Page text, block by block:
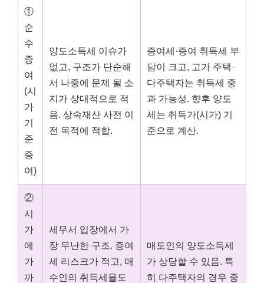
①
순
수
증
여
(시
가
기
준
증
여)
양도소득세 이슈가
없고, 구조가 단순해
서 나중에 문제 될 소
지가 상대적으로 적
음. 상속재산 사전 이
전 목적에 적합.
증여세·증여 취득세 부
담이 크고, 고가 주택·
다주택자는 취득세 중
과 가능성. 향후 양도
세는 취득가(시가) 기
준으로 계산.
②
시
가
에
가
까
세무서 입장에서 가
장 무난한 구조. 증여
세 리스크가 적고, 매
수인의 취득세율도
매도인의 양도소득세
가 상당할 수 있음. 특
히 다주택자의 경우 중